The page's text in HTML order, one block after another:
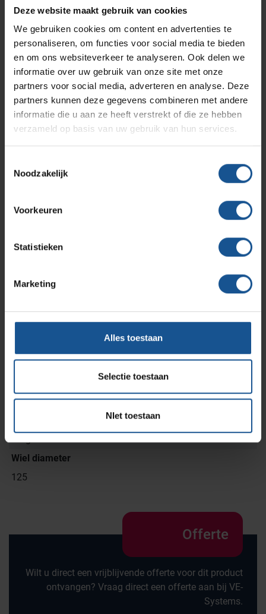
Deze website maakt gebruik van cookies
We gebruiken cookies om content en advertenties te
personaliseren, om functies voor social media te bieden
en om ons websiteverkeer te analyseren. Ook delen we
informatie over uw gebruik van onze site met onze
partners voor social media, adverteren en analyse. Deze
partners kunnen deze gegevens combineren met andere
informatie die u aan ze heeft verstrekt of die ze hebben
verzameld op basis van uw gebruik van hun services.
Noodzakelijk
Voorkeuren
Statistieken
Marketing
Alles toestaan
Selectie toestaan
NIet toestaan
Ladegreep en zijpanelen in 5 kleuren leverbaar
Accessoires
Diverse bovenbladen
Diverse laden
Afvalzakhouders
Naaldencontainer houder
RVS Aanhangprofiel
Infuusstaander
Ziekenhuizen en klinieken, Zorginstellingen
720
590
Zarges
Wiel diameter
125
Offerte
Wilt u direct een vrijblijvende offerte voor dit product
ontvangen? Vraag direct een offerte aan bij VE-
Systems.
Branches
Solutions
RVS Werkplekinrichting
Productlijnen
Medische afvalverpakkingen
Infectiepreventie en hygiëne
Assortiment
Onze merken
Hammerlit
Septodry
Metro
Zarges
Contact
Ons team
Klantcases
Vacatures